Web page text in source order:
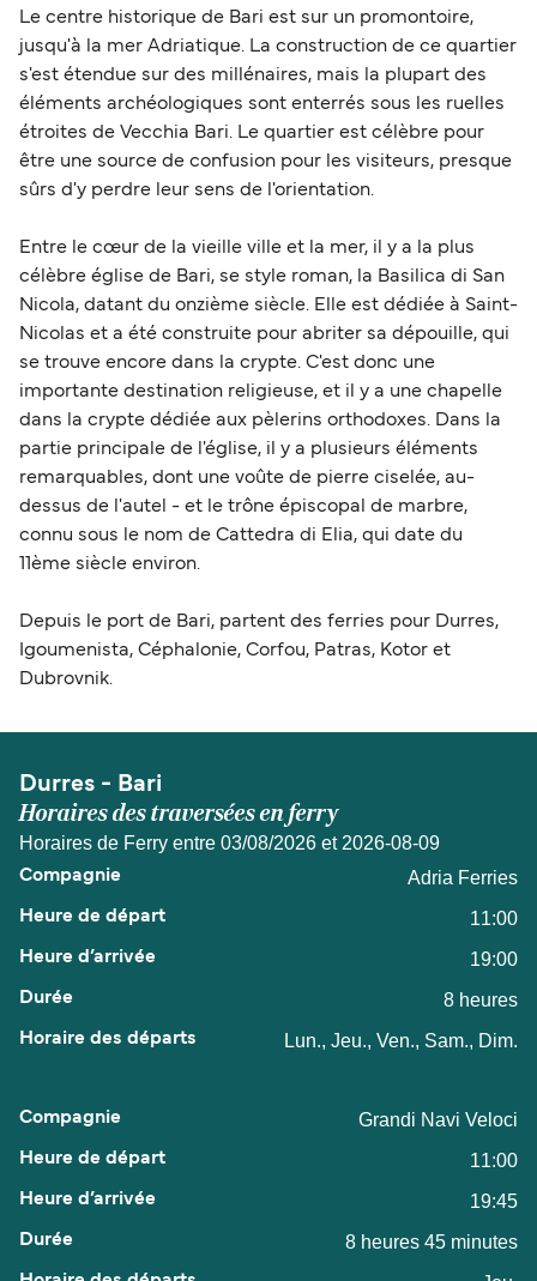
Le centre historique de Bari est sur un promontoire,
jusqu'à la mer Adriatique. La construction de ce quartier
s'est étendue sur des millénaires, mais la plupart des
éléments archéologiques sont enterrés sous les ruelles
étroites de Vecchia Bari. Le quartier est célèbre pour
être une source de confusion pour les visiteurs, presque
sûrs d'y perdre leur sens de l'orientation.
Entre le cœur de la vieille ville et la mer, il y a la plus
célèbre église de Bari, se style roman, la Basilica di San
Nicola, datant du onzième siècle. Elle est dédiée à Saint-
Nicolas et a été construite pour abriter sa dépouille, qui
se trouve encore dans la crypte. C'est donc une
importante destination religieuse, et il y a une chapelle
dans la crypte dédiée aux pèlerins orthodoxes. Dans la
partie principale de l'église, il y a plusieurs éléments
remarquables, dont une voûte de pierre ciselée, au-
dessus de l'autel - et le trône épiscopal de marbre,
connu sous le nom de Cattedra di Elia, qui date du
11ème siècle environ.
Depuis le port de Bari, partent des ferries pour Durres,
Igoumenista, Céphalonie, Corfou, Patras, Kotor et
Dubrovnik.
Durres - Bari
Horaires des traversées en ferry
Horaires de Ferry entre 03/08/2026 et 2026-08-09
Adria Ferries
11:00
19:00
8 heures
Lun., Jeu., Ven., Sam., Dim.
Grandi Navi Veloci
11:00
19:45
8 heures 45 minutes